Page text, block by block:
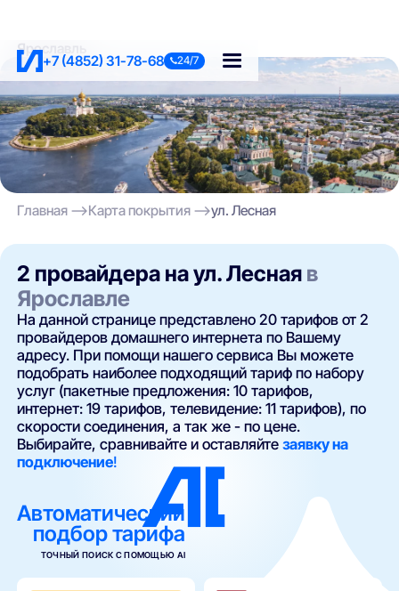
+7 (4852) 31-78-68 24/7
Ярославль
Главная Карта покрытия ул. Лесная
2 провайдера на ул. Лесная в
Ярославле
На данной странице представлено 20 тарифов от 2
провайдеров домашнего интернета по Вашему
адресу. При помощи нашего сервиса Вы можете
подобрать наиболее подходящий тариф по набору
услуг (пакетные предложения: 10 тарифов,
интернет: 19 тарифов, телевидение: 11 тарифов), по
скорости соединения, а так же - по цене.
Выбирайте, сравнивайте и оставляйтезаявку на
подключение!
Автоматический
подбор тарифа
ТОЧНЫЙ ПОИСК С ПОМОЩЬЮ AI